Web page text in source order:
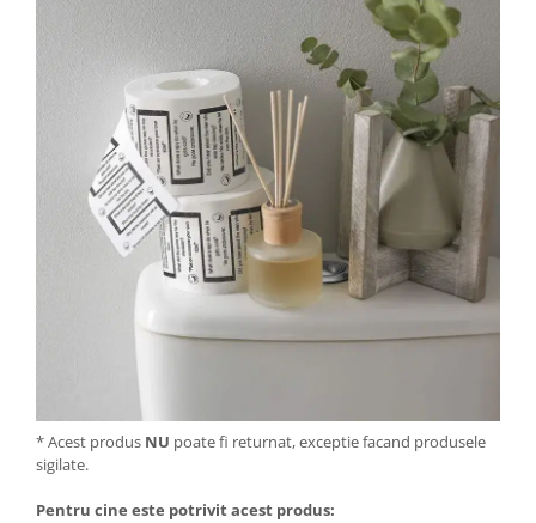
* Acest produs NU poate fi returnat, exceptie facand produsele
sigilate.
Pentru cine este potrivit acest produs: